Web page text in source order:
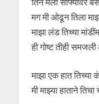
मग मी ओढून तिला
माझा लंड तिच्या
ही गोष्ट तीही
माझा एक हात तिच्या
मी माझ्या हाताने